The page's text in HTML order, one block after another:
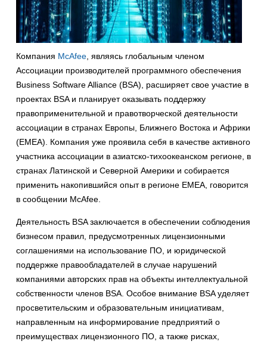
Компания McAfee, являясь глобальным членом
Ассоциации производителей программного обеспечения
Business Software Alliance (BSA), расширяет свое участие в
проектах BSA и планирует оказывать поддержку
правоприменительной и правотворческой деятельности
ассоциации в странах Европы, Ближнего Востока и Африки
(EMEA). Компания уже проявила себя в качестве активного
участника ассоциации в азиатско-тихоокеанском регионе, в
странах Латинской и Северной Америки и собирается
применить накопившийся опыт в регионе EMEA, говорится
в сообщении McAfee.
Деятельность BSA заключается в обеспечении соблюдения
бизнесом правил, предусмотренных лицензионными
соглашениями на использование ПО, и юридической
поддержке правообладателей в случае нарушений
компаниями авторских прав на объекты интеллектуальной
собственности членов BSA. Особое внимание BSA уделяет
просветительским и образовательным инициативам,
направленным на информирование предприятий о
преимуществах лицензионного ПО, а также рисках,